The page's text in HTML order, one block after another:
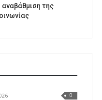
αναβάθμιση της
0